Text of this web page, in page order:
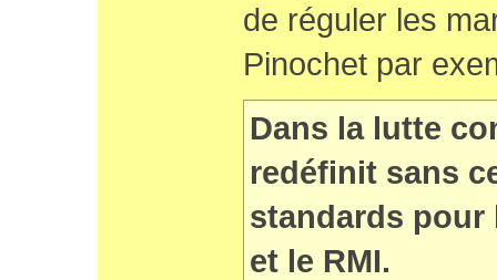
de réguler les
Pinochet par
Dans la lutte
redéfinit sans
standards
et le RMI.